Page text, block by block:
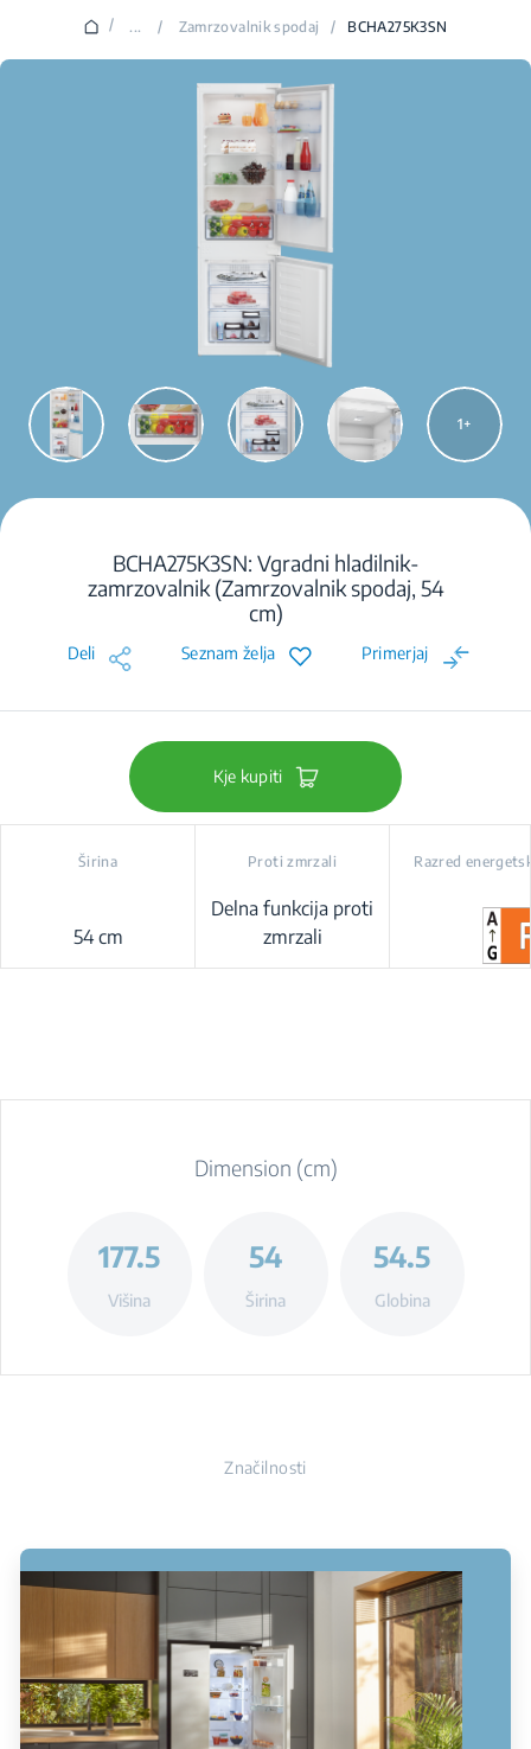
/ ... / Zamrzovalnik spodaj / BCHA275K3SN
1
BCHA275K3SN: Vgradni hladilnik-
zamrzovalnik (Zamrzovalnik spodaj, 54
cm)
Deli Seznam želja Primerjaj
Kje kupiti
Širina
54 cm
Proti zmrzali
Delna funkcija proti
zmrzali
Razred
Dimension (cm)
177.5
Višina
54
Širina
54.5
Globina
Značilnosti